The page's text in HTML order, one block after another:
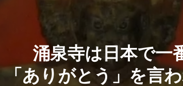
涌泉寺は日 本で一
「 あ り がと う 」 を言わ